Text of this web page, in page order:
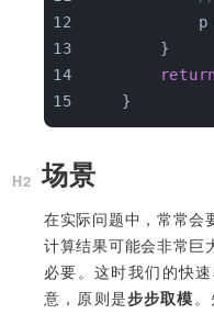
p
        }
    }
场景
在实际问题中，常常会
计算结果可能会非常巨
必要。这时我们的快
意，原则是步步取模